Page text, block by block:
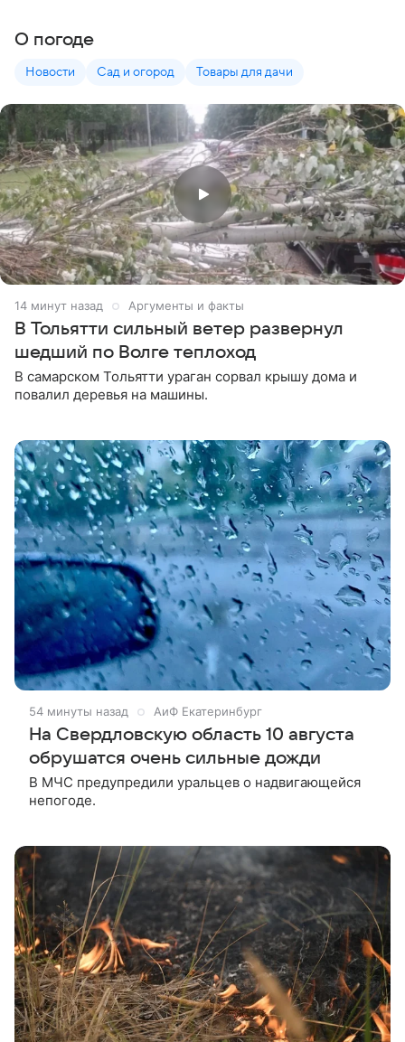
О погоде
Новости Сад и огород Товары для дачи
14 минут назад Аргументы и факты
В Тольятти сильный ветер развернул
шедший по Волге теплоход
В самарском Тольятти ураган сорвал крышу дома и
повалил деревья на машины.
54 минуты назад АиФ Екатеринбург
На Свердловскую область 10 августа
обрушатся очень сильные дожди
В МЧС предупредили уральцев о надвигающейся
непогоде.